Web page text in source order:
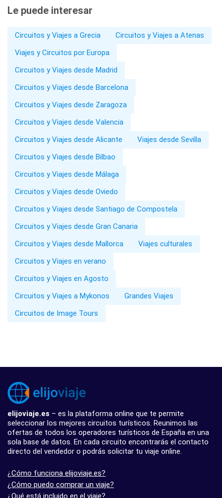
Le puede interesar
Circuitos y Viajes a Grecia
Circuitos y Viajes a Atenas
Viajes y Circuitos por Europa
Circuitos y Viajes desde Madrid
Circuitos y Viajes desde Barcelona
Circuitos y Viajes desde Zaragoza
Circuitos y Viajes desde Valencia
Circuitos y Viajes desde Alicante
Viajes desde Sevilla
Circuitos y Viajes desde Bilbao
Circuitos y Viajes desde Málaga
Circuitos y Viajes desde Oviedo
Circuitos y Viajes desde Santiago de Compostela
Circuitos y Viajes desde Gran Canaria
Circuitos y Viajes desde Mallorca
Viajes culturales
Circuitos y Viajes en verano
Circuitos y Viajes en Agosto
Circuitos y Viajes a Mykonos
Grandes Viajes
Circuitos de Image Tours
elijoviaje.es – es la plataforma online que te permite
seleccionar los mejores circuitos turísticos. Reunimos las
ofertas de todos los operadores turísticos de España en una
sola base de datos. En cada circuito encontrarás el contacto
directo del vendedor o podrás solicitar tu viaje online.
¿Cómo funciona elijoviaje.es?
¿Cómo puedo comprar un viaje?
¿Qué está incluido en el viaje?